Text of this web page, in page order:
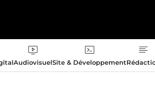
AudiovisuelSite & Développement